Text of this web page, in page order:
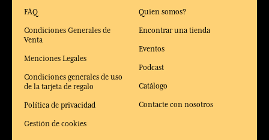
FAQ
Condiciones Generales de
Venta
Menciones Legales
Condiciones generales de uso
de la tarjeta de regalo
Política de privacidad
Gestión de cookies
Quien somos?
Encontrar una tienda
Eventos
Podcast
Catálogo
Contacte con nosotros